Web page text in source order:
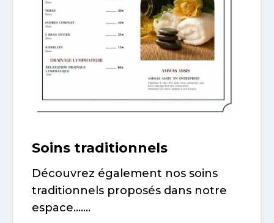
Soins traditionnels
Découvrez également nos soins
traditionnels proposés dans notre
espace…….